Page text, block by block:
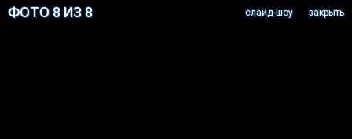
ФОТО 8 ИЗ 8 закрыть
cлайд-шоу